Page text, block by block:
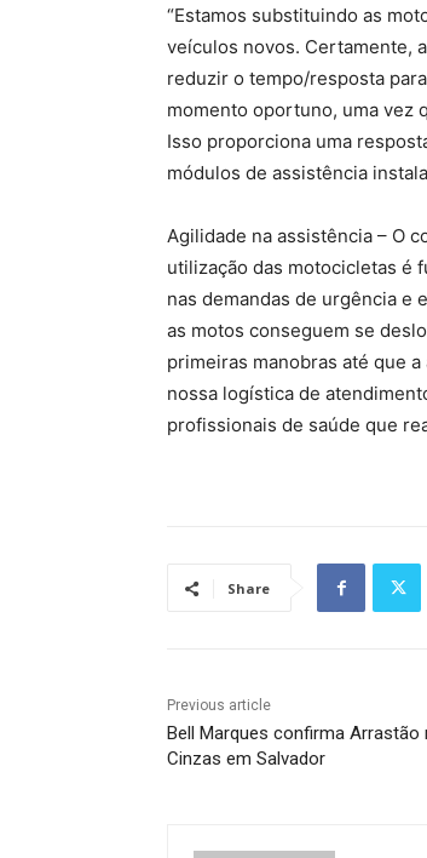
“Estamos substituindo as
veículos novos. Certamente,
reduzir o tempo/resposta
momento oportuno, uma vez
Isso proporciona uma
módulos de assistência
Agilidade na assistência – O
utilização das motocicletas é
nas demandas de urgência e
as motos conseguem se
primeiras manobras até que
nossa logística de
profissionais de saúde que
Share
Previous article
Bell Marques confirma Arrastão
Cinzas em Salvador